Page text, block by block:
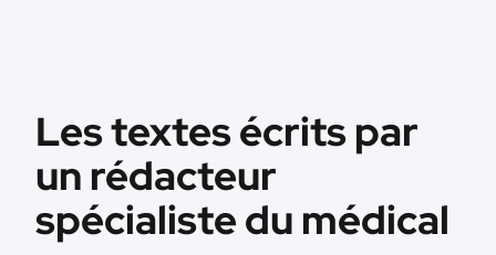
Les textes écrits par
un rédacteur
spécialiste du médical